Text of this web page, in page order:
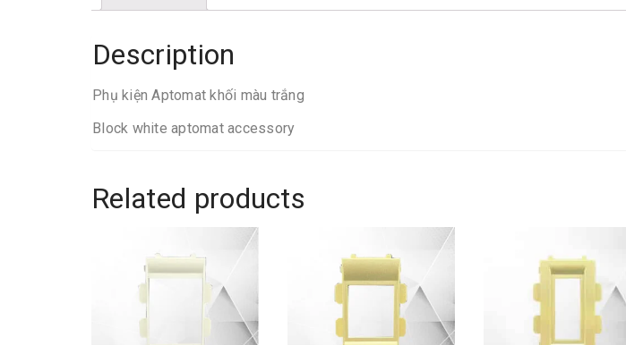
Description
Phụ kiện Aptomat khối màu trắng
Block white aptomat accessory
Related products